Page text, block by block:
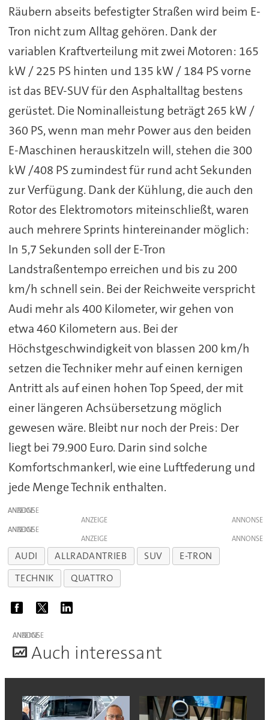
Räubern abseits befestigter Straßen wird beim E-
Tron nicht zum Alltag gehören. Dank der
variablen Kraftverteilung mit zwei Motoren: 165
kW / 225 PS hinten und 135 kW / 184 PS vorne
ist das BEV-SUV für den Asphaltalltag bestens
gerüstet. Die Nominalleistung beträgt 265 kW /
360 PS, wenn man mehr Power aus den beiden
E-Maschinen herauskitzeln will, stehen die 300
kW /408 PS zumindest für rund acht Sekunden
zur Verfügung. Dank der Kühlung, die auch den
Rotor des Elektromotors miteinschließt, waren
auch mehrere Sprints hintereinander möglich:
In 5,7 Sekunden soll der E-Tron
Landstraßentempo erreichen und bis zu 200
km/h schnell sein. Bei der Reichweite verspricht
Audi mehr als 400 Kilometer, wir gehen von
etwa 460 Kilometern aus. Bei der
Höchstgeschwindigkeit von blassen 200 km/h
setzen die Techniker mehr auf einen kernigen
Antritt als auf einen hohen Top Speed, der mit
einer längeren Achsübersetzung möglich
gewesen wäre. Bleibt nur noch der Preis: Der
liegt bei 79.900 Euro. Darin sind solche
Komfortschmankerl, wie eine Luftfederung und
jede Menge Technik enthalten.
ANZEIGE
ANZEIGE
ANZEIGE
ANZEIGE
AUDI ALLRADANTRIEB SUV
E-TRON
TECHNIK
QUATTRO
ANZEIGE
Auch interessant